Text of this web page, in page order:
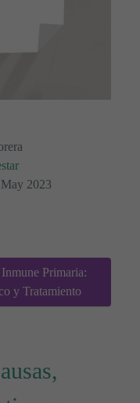
2023
Primaria:
y Tratamiento